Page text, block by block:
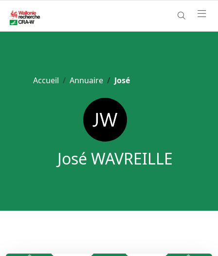
Accueil Annuaire José
José WAVREILLE